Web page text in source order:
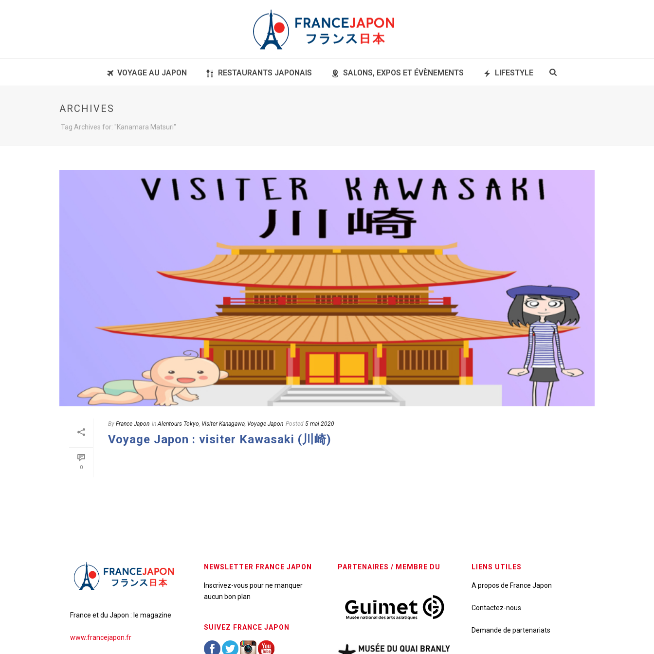
VOYAGE AU JAPON RESTAURANTS JAPONAIS SALONS, EXPOS ET ÉVÈNEMENTS LIFESTYLE
ARCHIVES
Tag Archives for: "Kanamara Matsuri"
0
By France Japon In Alentours Tokyo, Visiter Kanagawa, Voyage Japon Posted 5 mai 2020
Voyage Japon : visiter Kawasaki (川崎)
France et du Japon : le magazine
www.francejapon.fr
NEWSLETTER FRANCE JAPON
Inscrivez-vous pour ne manquer
aucun bon plan
SUIVEZ FRANCE JAPON
PARTENAIRES / MEMBRE DU LIENS UTILES
A propos de France Japon
Contactez-nous
Demande de partenariats